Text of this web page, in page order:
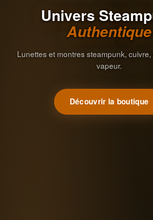
Univers
Authentique
Lunettes et montres steampunk,
vapeur.
Découvrir la boutique